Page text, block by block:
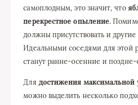
самоплодным, это значит, что
перекрестное опыление.
должны присутствовать и
Идеальными соседями для этой
станут ранне-осенние и
Для достижения максимальной
можно выделить несколько